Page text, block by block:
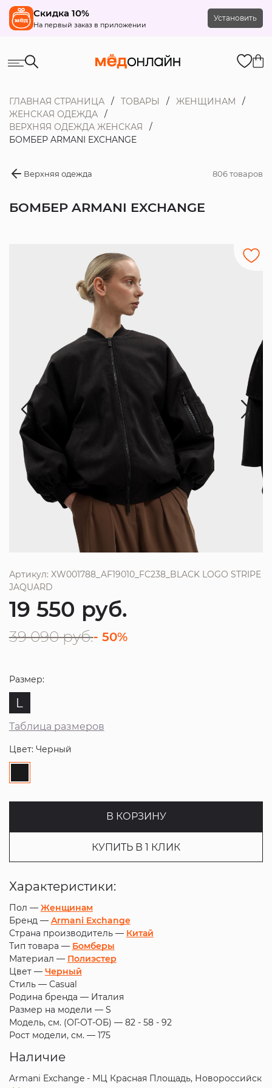
Скидка 10%
На первый заказ в приложении
Установить
ГЛАВНАЯ СТРАНИЦА ТОВАРЫ
ЖЕНЩИНАМ
ЖЕНСКАЯ ОДЕЖДА
ВЕРХНЯЯ ОДЕЖДА ЖЕНСКАЯ
БОМБЕР ARMANI EXCHANGE
Верхняя одежда 806 товаров
БОМБЕР ARMANI EXCHANGE
Артикул: XW001788_AF19010_FC238_BLACK LOGO STRIPE
JAQUARD
19 550 руб.
39 090 руб.- 50%
Размер:
L
Таблица размеров
Цвет: Черный
В КОРЗИНУ
КУПИТЬ В 1 КЛИК
Характеристики:
Пол — Женщинам
Бренд — Armani Exchange
Страна производитель — Китай
Тип товара — Бомберы
Материал — Полиэстер
Цвет — Черный
Стиль — Casual
Родина бренда — Италия
Размер на модели — S
Модель, см. (ОГ-ОТ-ОБ) — 82 - 58 - 92
Рост модели, см. — 175
Наличие
Armani Exchange - МЦ Красная Площадь, Новороссийск